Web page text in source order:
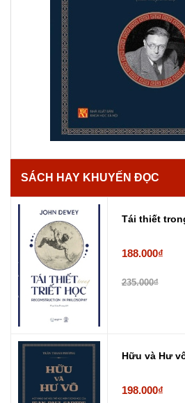
SÁCH HAY KHUYẾN ĐỌC
Tái thiết
188.000₫
235.000₫
Hữu và Hư
198.000₫